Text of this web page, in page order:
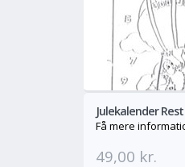
Julekalender
Få mere
49,00 kr.